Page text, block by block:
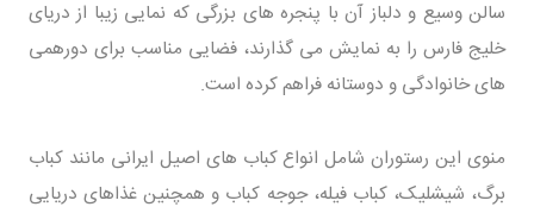
سالن وسیع و دلباز آن با پنجره های بزرگی که نمایی زیبا از دریای
خلیج فارس را به نمایش می گذارند، فضایی مناسب برای دورهمی
های خانوادگی و دوستانه فراهم کرده است.
منوی این رستوران شامل انواع کباب های اصیل ایرانی مانند کباب
برگ، شیشلیک، کباب فیله، جوجه کباب و همچنین غذاهای دریایی